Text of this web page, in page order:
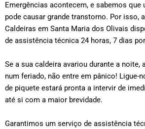
Emergências acontecem, e sabemos que
pode causar grande transtorno. Por isso,
Caldeiras em Santa Maria dos Olivais
de assistência técnica 24 horas, 7 dias
Se a sua caldeira avariou durante a noite,
num feriado, não entre em pânico! Ligue-
de piquete estará pronta a intervir de
até si com a maior brevidade.
Garantimos um serviço de assistência